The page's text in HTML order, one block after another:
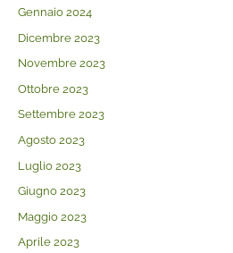
Gennaio 2024
Dicembre 2023
Novembre 2023
Ottobre 2023
Settembre 2023
Agosto 2023
Luglio 2023
Giugno 2023
Maggio 2023
Aprile 2023